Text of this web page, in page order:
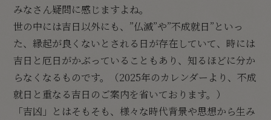
みなさん疑問に感じますよね。
世の中には吉日以外にも、”仏滅”や”不成就日”といっ
た、縁起が良くないとされる日が存在していて、時には
吉日と厄日がかぶっていることもあり、知るほどに分か
らなくなるものです。（2025年のカレンダーより、不成
就日と重なる吉日のご案内を省いております。）
「吉凶」とはそもそも、様々な時代背景や思想から生み